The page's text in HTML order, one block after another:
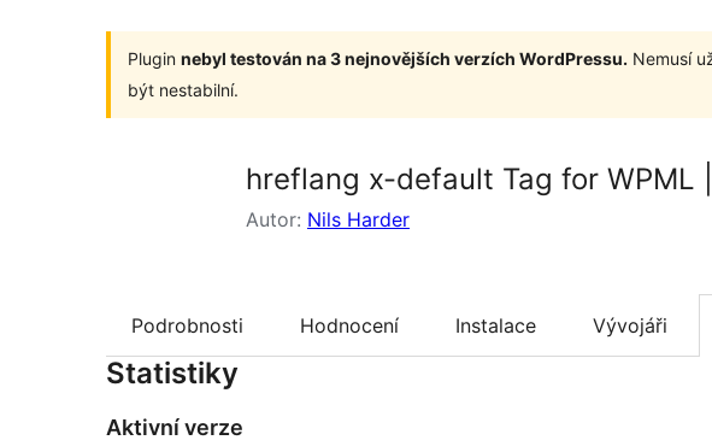
Plugin nebyl testován na 3 nejnovějších verzích WordPressu. Nemusí
být nestabilní.
hreflang x-default Tag for WPML
Autor: Nils Harder
Podrobnosti Hodnocení Instalace Vývojáři
Statistiky
Aktivní verze